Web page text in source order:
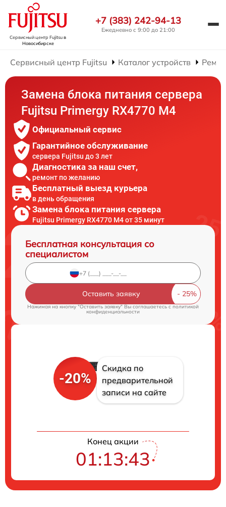
Сервисный центр Fujitsuв
Новосибирске
+7 (383) 242-94-13
Ежедневно с 9:00 до 21:00
Сервисный центр Fujitsu Каталог устройств
Замена блока питания сервера
Fujitsu Primergy RX4770 M4
Официальный сервис
Гарантийное обслуживание
сервера Fujitsu до 3 лет
Диагностика за наш счет,
ремонт по желанию
Бесплатный выезд курьера
в день обращения
Замена блока питания сервера
Fujitsu Primergy RX4770 M4 от 35 минут
Бесплатная консультация со
специалистом
Оставить заявку
Нажимая на кнопку "Оставить заявку" Вы соглашаетесь cполитикой
конфиденциальности
-20%
Скидка по
предварительной
записи на сайте
Конец акции
01:13:42